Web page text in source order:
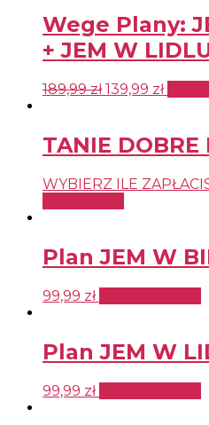
Wege Plany:
+ JEM W
189,99zł 139,99 zł
TANIE DOBRE
WYBIERZ ILE
Plan JEM W
99,99 zł
Plan JEM W
99,99 zł